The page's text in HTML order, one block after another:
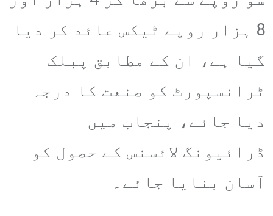
8 ہزار روپے ٹیکس عائد کر دیا
گیا ہے، ان کے مطابق پبلک
ٹرانسپورٹ کو صنعت کا درجہ
دیا جائے، پنجاب میں
ڈرائیونگ لائسنس کے حصول کو
آسان بنایا جائے۔